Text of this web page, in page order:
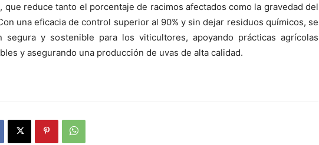
que reduce tanto el porcentaje de racimos afectados como la gravedad del
una eficacia de control superior al 90% y sin dejar residuos químicos, se
segura y sostenible para los viticultores, apoyando prácticas agrícolas
y asegurando una producción de uvas de alta calidad.